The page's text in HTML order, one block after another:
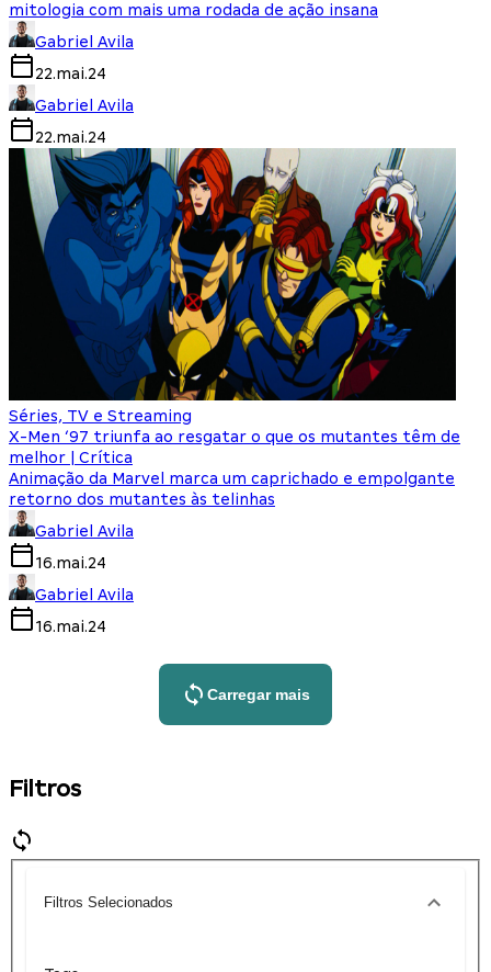
mitologia com mais uma rodada de ação insana
Gabriel Avila
22.mai.24
Gabriel Avila
22.mai.24
Séries, TV e Streaming
X-Men ‘97 triunfa ao resgatar o que os mutantes têm de
melhor | Crítica
Animação da Marvel marca um caprichado e empolgante
retorno dos mutantes às telinhas
Gabriel Avila
16.mai.24
Gabriel Avila
16.mai.24
Carregar mais
Filtros
Filtros Selecionados